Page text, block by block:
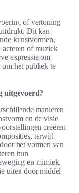
of vertoning
Dit kan
kunstvormen,
acteren of muziek
expressie om
om het publiek te
uitgevoerd?
manieren
en de visie
creëren
terwijl
het vormen van
hun
en mimiek,
uiten door middel